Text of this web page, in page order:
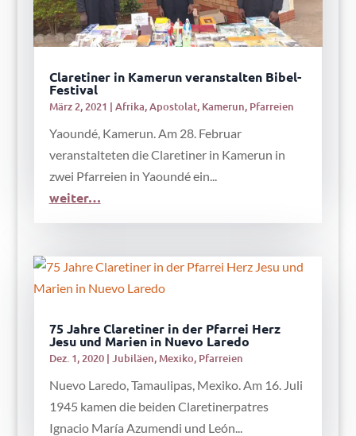
Claretiner in Kamerun veranstalten Bibel-
Festival
März 2, 2021 | Afrika,Apostolat, Kamerun, Pfarreien
Yaoundé, Kamerun. Am 28. Februar
veranstalteten die Claretiner in Kamerun in
zwei Pfarreien in Yaoundé ein...
weiter…
75 Jahre Claretiner in der Pfarrei Herz
Jesu und Marien in Nuevo Laredo
Dez. 1, 2020| Jubiläen, Mexiko, Pfarreien
Nuevo Laredo, Tamaulipas, Mexiko. Am 16. Juli
1945 kamen die beiden Claretinerpatres
Ignacio María Azumendi und León...